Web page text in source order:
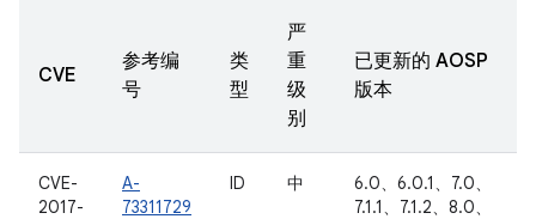
CVE
参考编
号
类
型
严
重
级
别
已更新的 AOSP
版本
CVE-
2017-
A-
73311729
ID 中
6.0、6.0.1、7.0、
7.1.1、7.1.2、8.0、